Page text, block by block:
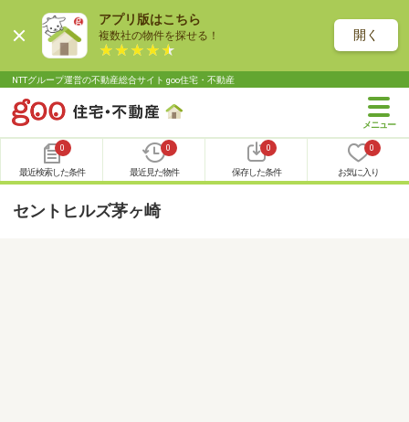
アプリ版はこちら
複数社の物件を探せる！ 開く
NTTグループ運営の不動産総合サイト goo住宅・不動産
0
最近検索した条件
0
最近見た物件
0
保存した条件
0
お気に入り
セントヒルズ茅ヶ崎